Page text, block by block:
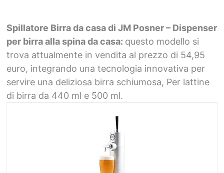
Spillatore Birra da casa di JM Posner – Dispenser
per birra alla spina da casa: questo modello si
trova attualmente in vendita al prezzo di 54,95
euro, integrando una tecnologia innovativa per
servire una deliziosa birra schiumosa, Per lattine
di birra da 440 ml e 500 ml.